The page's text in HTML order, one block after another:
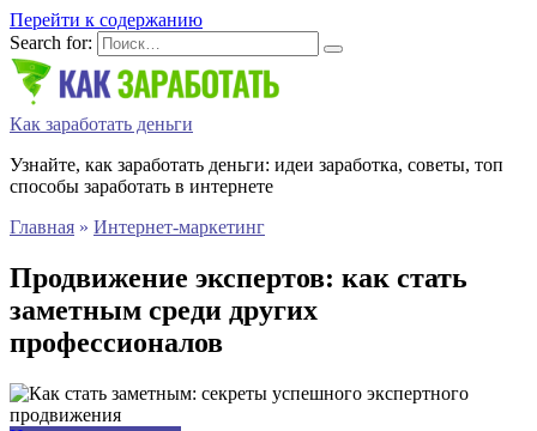
Перейти к содержанию
Search for:
Как заработать деньги
Узнайте, как заработать деньги: идеи заработка, советы, топ
способы заработать в интернете
Главная » Интернет-маркетинг
Продвижение экспертов: как стать
заметным среди других
профессионалов